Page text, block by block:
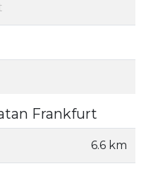
Frankfurt
6.6 km